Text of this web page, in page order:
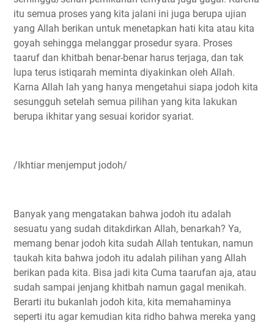
itu semua proses yang kita jalani ini juga berupa ujian
yang Allah berikan untuk menetapkan hati kita atau kita
goyah sehingga melanggar prosedur syara. Proses
taaruf dan khitbah benar-benar harus terjaga, dan tak
lupa terus istiqarah meminta diyakinkan oleh Allah.
Karna Allah lah yang hanya mengetahui siapa jodoh kita
sesungguh setelah semua pilihan yang kita lakukan
berupa ikhitar yang sesuai koridor syariat.
/Ikhtiar menjemput jodoh/
Banyak yang mengatakan bahwa jodoh itu adalah
sesuatu yang sudah ditakdirkan Allah, benarkah? Ya,
memang benar jodoh kita sudah Allah tentukan, namun
taukah kita bahwa jodoh itu adalah pilihan yang Allah
berikan pada kita. Bisa jadi kita Cuma taarufan aja, atau
sudah sampai jenjang khitbah namun gagal menikah.
Berarti itu bukanlah jodoh kita, kita memahaminya
seperti itu agar kemudian kita ridho bahwa mereka yang